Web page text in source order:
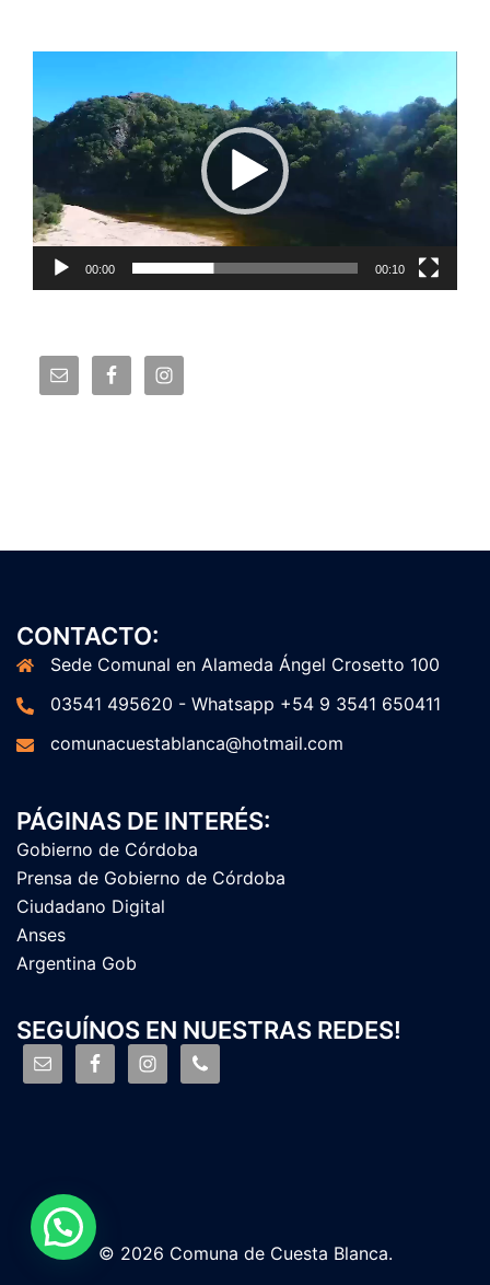
vídeo
00:00 00:10
CONTACTO:
Sede Comunal en Alameda Ángel Crosetto 100
03541 495620 - Whatsapp +54 9 3541 650411
comunacuestablanca@hotmail.com
PÁGINAS DE INTERÉS:
Gobierno de Córdoba
Prensa de Gobierno de Córdoba
Ciudadano Digital
Anses
Argentina Gob
SEGUÍNOS EN NUESTRAS REDES!
© 2026 Comuna de Cuesta Blanca.